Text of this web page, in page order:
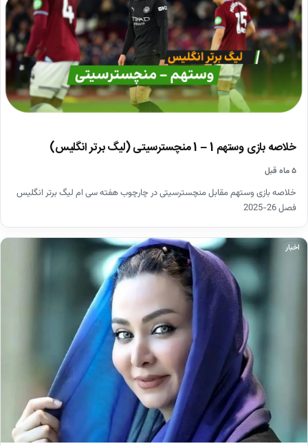
خلاصه بازی وستهم 1 – 1 منچسترسیتی (لیگ برتر انگلیس)
۵ ماه قبل
خلاصه بازی وستهم مقابل منچسترسیتی در چارچوب هفته سی ام لیگ برتر انگلیس
فصل 26-2025
اخبار